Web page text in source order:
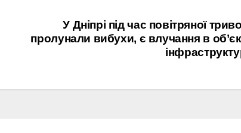
У Дніпрі під час повітряної
пролунали вибухи, є влучання в